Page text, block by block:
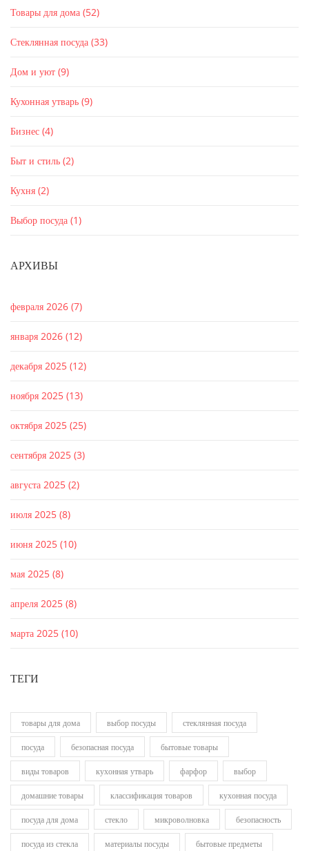
Товары для дома (52)
Стеклянная посуда (33)
Дом и уют (9)
Кухонная утварь (9)
Бизнес (4)
Быт и стиль (2)
Кухня (2)
Выбор посуда (1)
АРХИВЫ
февраля 2026 (7)
января 2026 (12)
декабря 2025 (12)
ноября 2025 (13)
октября 2025 (25)
сентября 2025 (3)
августа 2025 (2)
июля 2025 (8)
июня 2025 (10)
мая 2025 (8)
апреля 2025 (8)
марта 2025 (10)
ТЕГИ
товары для дома выбор посуды стеклянная посуда
посуда безопасная посуда бытовые товары
виды товаров кухонная утварь фарфор выбор
домашние товары классификация товаров кухонная посуда
посуда для дома стекло микроволновка безопасность
посуда из стекла материалы посуды бытовые предметы